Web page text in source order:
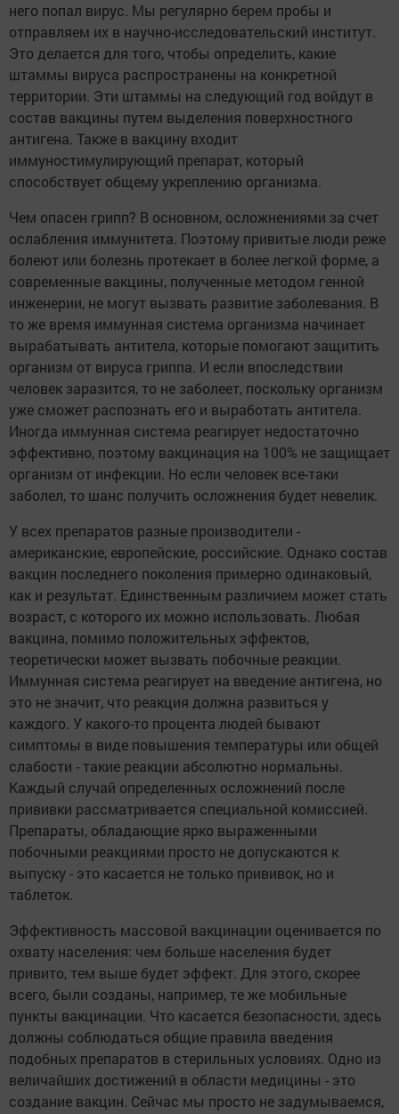
него попал вирус. Мы регулярно берем пробы и
отправляем их в научно-исследовательский институт.
Это делается для того, чтобы определить, какие
штаммы вируса распространены на конкретной
территории. Эти штаммы на следующий год войдут в
состав вакцины путем выделения поверхностного
антигена. Также в вакцину входит
иммуностимулирующий препарат, который
способствует общему укреплению организма.
Чем опасен грипп? В основном, осложнениями за счет
ослабления иммунитета. Поэтому привитые люди реже
болеют или болезнь протекает в более легкой форме, а
современные вакцины, полученные методом генной
инженерии, не могут вызвать развитие заболевания. В
то же время иммунная система организма начинает
вырабатывать антитела, которые помогают защитить
организм от вируса гриппа. И если впоследствии
человек заразится, то не заболеет, поскольку организм
уже сможет распознать его и выработать антитела.
Иногда иммунная система реагирует недостаточно
эффективно, поэтому вакцинация на 100% не защищает
организм от инфекции. Но если человек все-таки
заболел, то шанс получить осложнения будет невелик.
У всех препаратов разные производители -
американские, европейские, российские. Однако состав
вакцин последнего поколения примерно одинаковый,
как и результат. Единственным различием может стать
возраст, с которого их можно использовать. Любая
вакцина, помимо положительных эффектов,
теоретически может вызвать побочные реакции.
Иммунная система реагирует на введение антигена, но
это не значит, что реакция должна развиться у
каждого. У какого-то процента людей бывают
симптомы в виде повышения температуры или общей
слабости - такие реакции абсолютно нормальны.
Каждый случай определенных осложнений после
прививки рассматривается специальной комиссией.
Препараты, обладающие ярко выраженными
побочными реакциями просто не допускаются к
выпуску - это касается не только прививок, но и
таблеток.
Эффективность массовой вакцинации оценивается по
охвату населения: чем больше населения будет
привито, тем выше будет эффект. Для этого, скорее
всего, были созданы, например, те же мобильные
пункты вакцинации. Что касается безопасности, здесь
должны соблюдаться общие правила введения
подобных препаратов в стерильных условиях. Одно из
величайших достижений в области медицины - это
создание вакцин. Сейчас мы просто не задумываемся,